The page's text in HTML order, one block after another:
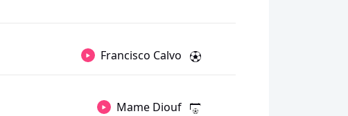
Francisco Calvo
Mame Diouf